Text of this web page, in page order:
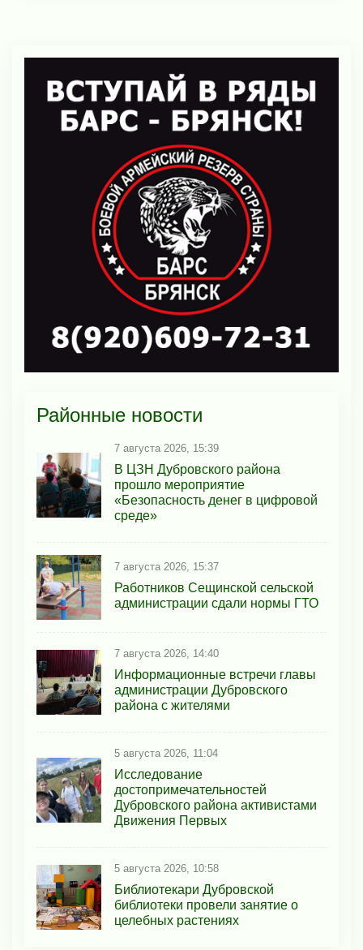
Районные новости
7 августа 2026, 15:39
В ЦЗН Дубровского района
прошло мероприятие
«Безопасность денег в цифровой
среде»
7 августа 2026, 15:37
Работников Сещинской сельской
администрации сдали нормы ГТО
7 августа 2026, 14:40
Информационные встречи главы
администрации Дубровского
района с жителями
5 августа 2026, 11:04
Исследование
достопримечательностей
Дубровского района активистами
Движения Первых
5 августа 2026, 10:58
Библиотекари Дубровской
библиотеки провели занятие о
целебных растениях